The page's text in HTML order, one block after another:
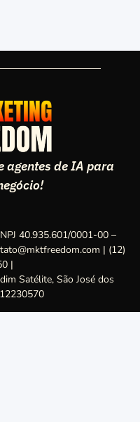
agentes de IA para
40.935.601/0001-00 –
| (12)
|
Satélite, São José dos